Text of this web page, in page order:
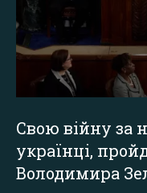
Свою війну за
українці,
Володимира